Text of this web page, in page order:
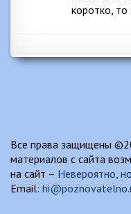
коротко, то
Все права защищены
материалов с сайта
на сайт – Невероятно,
Email: